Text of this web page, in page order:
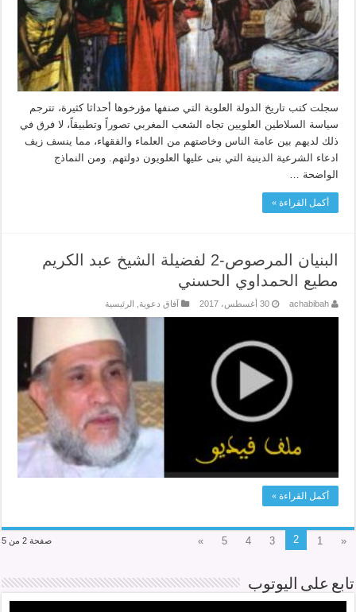
سجلت كتب تاريخ الدولة العلوية التي صنفها مؤرخوها أحداثا كثيرة، تترجم
سياسة السلاطين العلويين تجاه الشعب المغربي تصوراً وتطبيقاً، لا فرق في
ذلك لديهم بين عامة الناس وخاصتهم من العلماء والفقهاء، مما ينسف زيف
ادعاء الشرعية الدينية التي بنى عليها العلويون دولتهم. ومن النماذج
الواضحة …
أكمل القراءة »
البنيان المرصوص-2 لفضيلة الشيخ عبد الكريم
مطيع الحمداوي الحسني
achabibah 30 أغسطس، 2017 آفاق دعوية, الرئيسية
أكمل القراءة »
صفحة 2 من 5 «
1
2
3
4
5
»
تابع على اليوتوب